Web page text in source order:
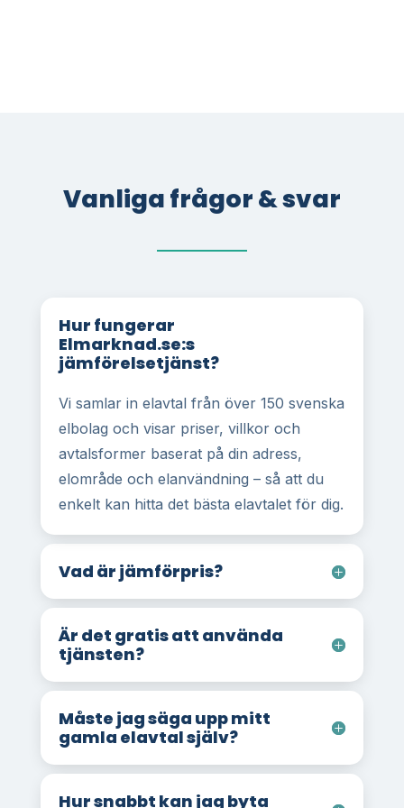
Vanliga frågor & svar
Hur fungerar
Elmarknad.se:s
jämförelsetjänst?
Vi samlar in elavtal från över 150 svenska
elbolag och visar priser, villkor och
avtalsformer baserat på din adress,
elområde och elanvändning – så att du
enkelt kan hitta det bästa elavtalet för dig.
Vad är jämförpris?
Är det gratis att använda
tjänsten?
Måste jag säga upp mitt
gamla elavtal själv?
Hur snabbt kan jag byta